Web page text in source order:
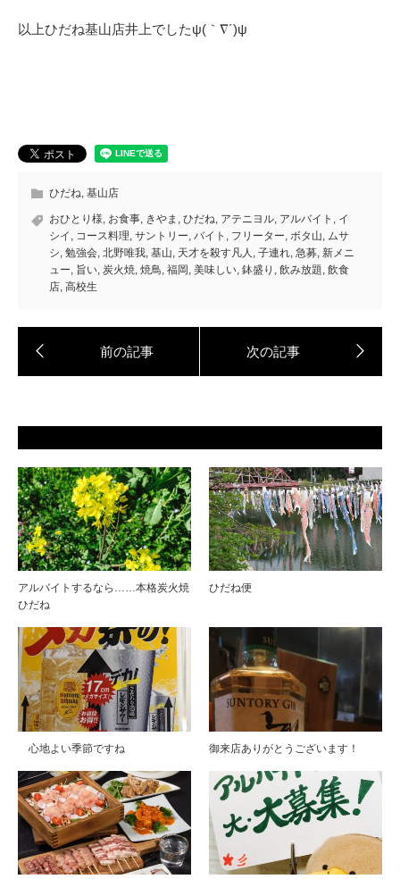
以上ひだね基山店井上でしたψ(｀∇´)ψ
ひだね 基山店
おひとり様 お食事 きやま ひだね アテニヨル アルバイト
イ
シイ
コース料理 サントリー バイト フリーター ボタ山
ムサ
シ 勉強会 北野唯我 基山 天才を殺す凡人 子連れ 急募 新メニ
ュー 旨い 炭火焼 焼鳥 福岡 美味しい 鉢盛り 飲み放題 飲食
店 高校生
アルバイトするなら……本格炭火焼
ひだね
ひだね便
心地よい季節ですね 御来店ありがとうございます！